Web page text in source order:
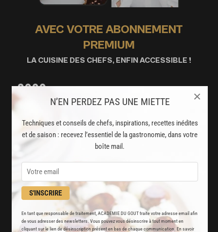
N’EN PERDEZ PAS UNE MIETTE
Techniques et conseils de chefs, inspirations, recettes inédites
et de saison : recevez l’essentiel de la gastronomie, dans votre
boîte mail.
S'INSCRIRE
En tant que responsable de traitement, ACADEMIE DU GOUT traite votre adresse email afin
de vous adresser des newsletters. Vous pouvez vous désinscrire à tout moment en
cliquant sur le lien de désinscription présent en bas de chaque communication. En savoir
×
AVEC VOTRE ABONNEMENT
PREMIUM
LA CUISINE DES CHEFS, ENFIN ACCESSIBLE !
8000
partagées par vos chefs préférés
2000vidéos de recettes
et techniques de cuisine et pâtisserie
Des nouveautés
disponibles chaque semaine
Stop pub
un service garanti sans publicité